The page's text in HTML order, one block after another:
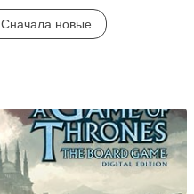
Сначала новые